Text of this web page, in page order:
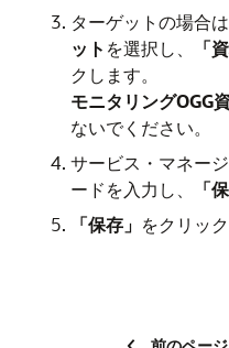
ターゲットの場合は
ット を選択し、 「
クします。
モニタリングOGG
ないでください。
サービス・マネー
ードを入力し、
「
「保存」 をクリック